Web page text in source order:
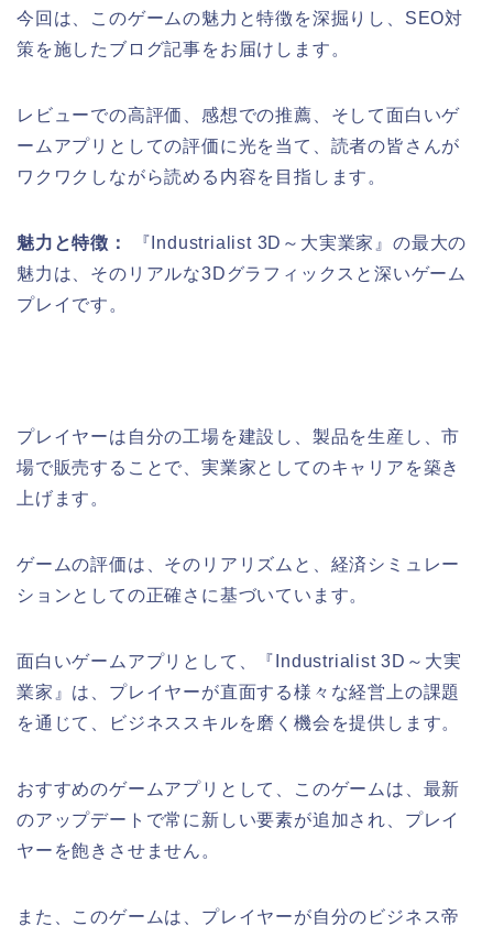
今回は、このゲームの魅力と特徴を深掘りし、SEO対
策を施したブログ記事をお届けします。
レビューでの高評価、感想での推薦、そして面白いゲ
ームアプリとしての評価に光を当て、読者の皆さんが
ワクワクしながら読める内容を目指します。
魅力と特徴：
『Industrialist 3D～大実業家』の最大の
魅力は、そのリアルな3Dグラフィックスと深いゲーム
プレイです。
プレイヤーは自分の工場を建設し、製品を生産し、市
場で販売することで、実業家としてのキャリアを築き
上げます。
ゲームの評価は、そのリアリズムと、経済シミュレー
ションとしての正確さに基づいています。
面白いゲームアプリとして、『Industrialist 3D～大実
業家』は、プレイヤーが直面する様々な経営上の課題
を通じて、ビジネススキルを磨く機会を提供します。
おすすめのゲームアプリとして、このゲームは、最新
のアップデートで常に新しい要素が追加され、プレイ
ヤーを飽きさせません。
また、このゲームは、プレイヤーが自分のビジネス帝